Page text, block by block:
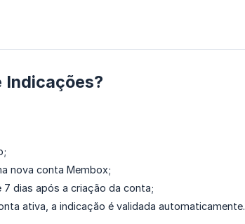
Indicações?
nova conta Membox;
dias após a criação da conta;
ativa, a indicação é validada automaticamente.